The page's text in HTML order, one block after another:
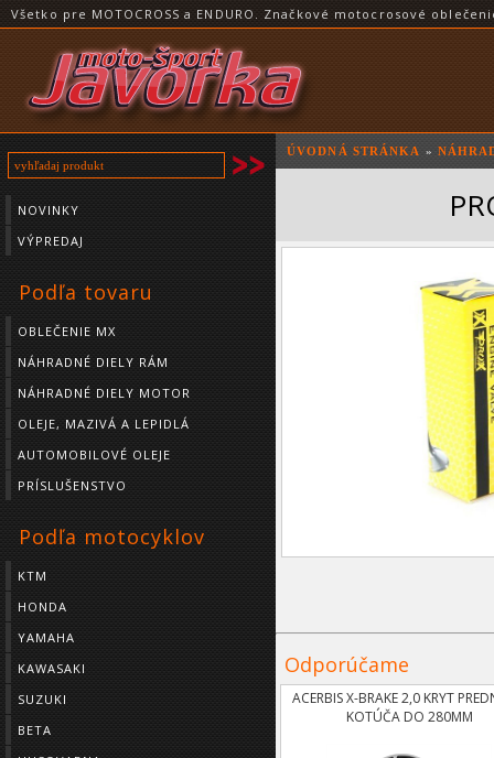
Všetko pre MOTOCROSS a ENDURO. Značkové motocrosové
NOVINKY
VÝPREDAJ
Podľa tovaru
OBLEČENIE MX
NÁHRADNÉ DIELY RÁM
NÁHRADNÉ DIELY MOTOR
OLEJE, MAZIVÁ A LEPIDLÁ
AUTOMOBILOVÉ OLEJE
PRÍSLUŠENSTVO
Podľa motocyklov
KTM
HONDA
YAMAHA
KAWASAKI
SUZUKI
BETA
ÚVODNÁ STRÁNKA »
Odporúčame
ACERBIS X-BRAKE 2,0 KRYT
KOTÚČA DO 280MM